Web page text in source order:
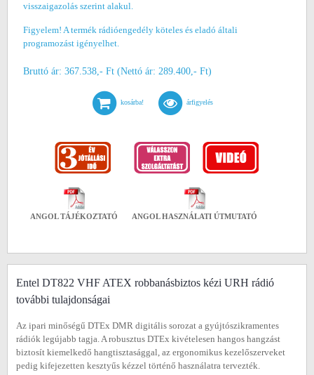
visszaigazolás szerint alakul.
Figyelem! A termék rádióengedély köteles és eladó általi
programozást igényelhet.
Bruttó ár: 367.538,- Ft (Nettó ár: 289.400,- Ft)
kosárba! árfigyelés
ANGOL TÁJÉKOZTATÓ ANGOL HASZNÁLATI ÚTMUTATÓ
Entel DT822 VHF ATEX robbanásbiztos kézi URH rádió
további tulajdonságai
Az ipari minőségű DTEx DMR digitális sorozat a gyújtószikramentes
rádiók legújabb tagja. A robusztus DTEx kivételesen hangos hangzást
biztosít kiemelkedő hangtisztasággal, az ergonomikus kezelőszerveket
pedig kifejezetten kesztyűs kézzel történő használatra tervezték.